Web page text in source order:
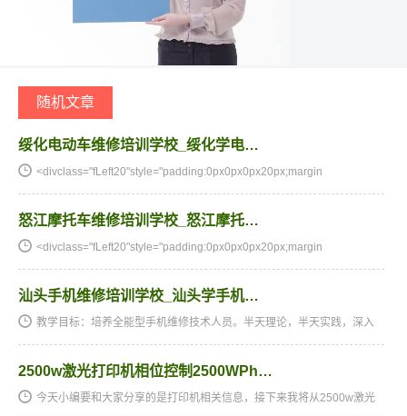
随机文章
绥化电动车维修培训学校_绥化学电…
<divclass="fLeft20"style="padding:0px0px0px20px;margin
怒江摩托车维修培训学校_怒江摩托…
<divclass="fLeft20"style="padding:0px0px0px20px;margin
汕头手机维修培训学校_汕头学手机…
教学目标：培养全能型手机维修技术人员。半天理论，半天实践，深入
2500w激光打印机相位控制2500WPh…
今天小编要和大家分享的是打印机相关信息，接下来我将从2500w激光